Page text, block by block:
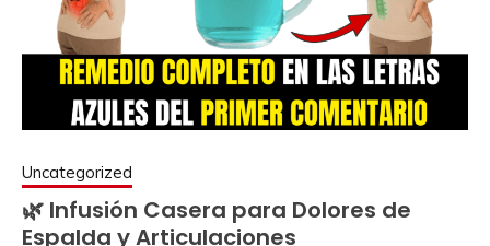
Uncategorized
🌿 Infusión Casera para Dolores de
Espalda y Articulaciones